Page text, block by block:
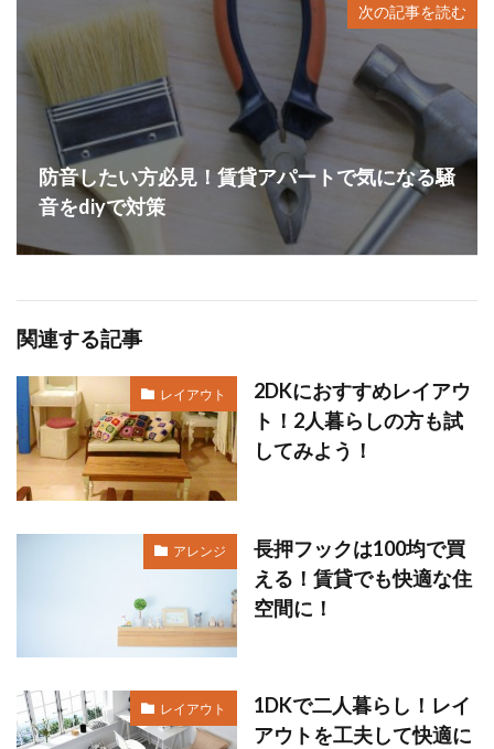
次の記事を読む
防音したい方必見！賃貸アパートで気になる騒
音をdiyで対策
関連する記事
レイアウト
2DKにおすすめレイアウ
ト！2人暮らしの方も試
してみよう！
アレンジ
長押フックは100均で買
える！賃貸でも快適な住
空間に！
レイアウト
1DKで二人暮らし！レイ
アウトを工夫して快適に